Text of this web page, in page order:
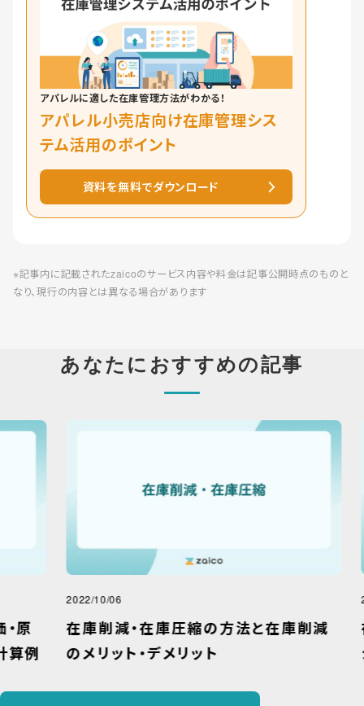
アパレルに適した在庫管理方法がわかる！
アパレル小売店向け在庫管理シス
テム活用のポイント
資料を無料でダウンロード
※記事内に記載されたzaicoのサービス内容や料金は記事公開時点のものと
なり、現行の内容とは異なる場合があります
あなたにおすすめの記事
2022/10/06
在庫削減・在庫圧縮の方法と在庫削減
のメリット・デメリット